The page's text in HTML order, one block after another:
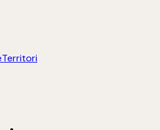
Territori